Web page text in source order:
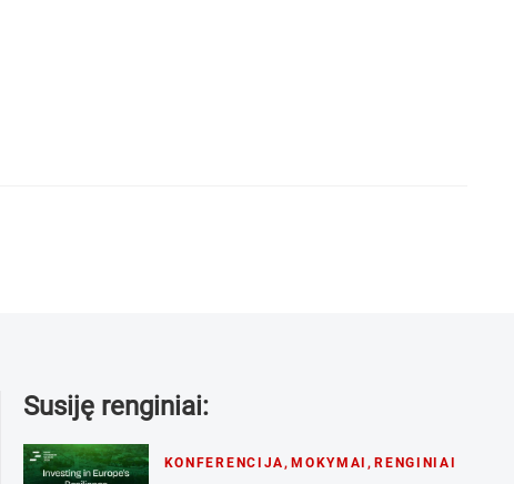
Susiję renginiai:
KONFERENCIJA,MOKYMAI,RENGINIAI